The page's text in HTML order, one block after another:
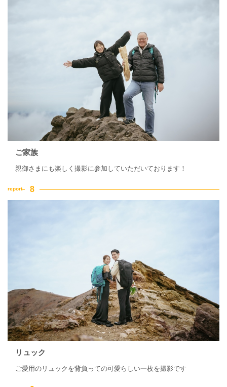
ご家族
親御さまにも楽しく撮影に参加していただいております！
リュック
ご愛用のリュックを背負っての可愛らしい一枚を撮影です